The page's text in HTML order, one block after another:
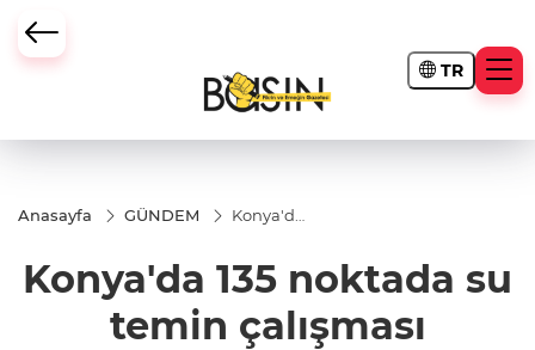
TR
Anasayfa GÜNDEM
Konya'da
su temin
çalışması
Konya'da 135 noktada su
temin çalışması